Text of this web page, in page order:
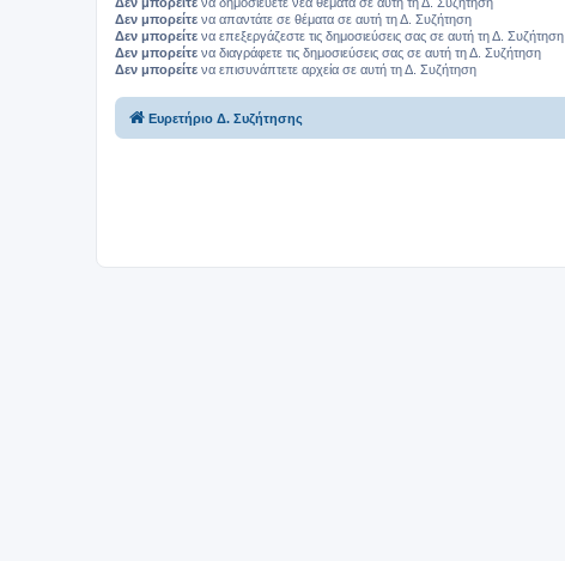
Δεν μπορείτε να απαντάτε σε θέματα σε αυτή τη Δ. Συζήτηση
Δεν μπορείτε να επεξεργάζεστε τις δημοσιεύσεις σας σε αυτή τη Δ. Συζήτηση
Δεν μπορείτε να διαγράφετε τις δημοσιεύσεις σας σε αυτή τη Δ. Συζήτηση
Δεν μπορείτε να επισυνάπτετε αρχεία σε αυτή τη Δ. Συζήτηση
Ευρετήριο Δ. Συζήτησης